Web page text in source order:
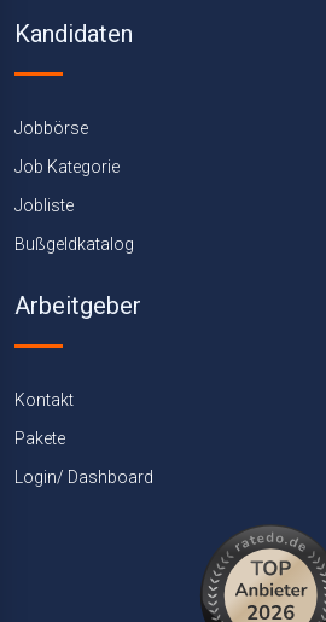
Kandidaten
Jobbörse
Job Kategorie
Jobliste
Bußgeldkatalog
Arbeitgeber
Kontakt
Pakete
Login/ Dashboard